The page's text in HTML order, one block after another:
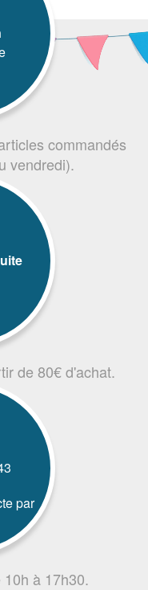
commandés
vendredi).
de 80€ d'achat.
par
à 17h30.